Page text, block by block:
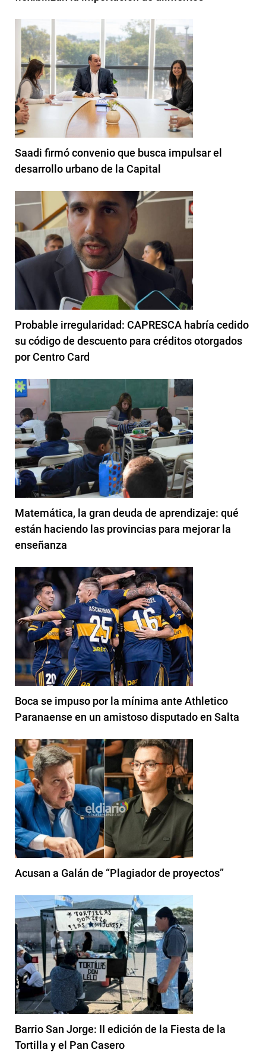
Saadi firmó convenio que busca impulsar el
desarrollo urbano de la Capital
Probable irregularidad: CAPRESCA habría cedido
su código de descuento para créditos otorgados
por Centro Card
Matemática, la gran deuda de aprendizaje: qué
están haciendo las provincias para mejorar la
enseñanza
Boca se impuso por la mínima ante Athletico
Paranaense en un amistoso disputado en Salta
Acusan a Galán de “Plagiador de proyectos”
Barrio San Jorge: II edición de la Fiesta de la
Tortilla y el Pan Casero